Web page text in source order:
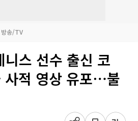
방송/TV
스 선수 출신 코
사적 영상 유포⋯불